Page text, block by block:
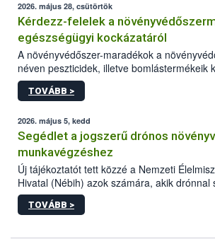
2026. május 28, csütörtök
Kérdezz-felelek a
egészségügyi kockázatáról
A növényvédőszer-maradékok a
néven peszticidek, illetve bomlástermékeik
melyek a terményekben vagy azok felületén
szüretelést, illetve tárolást követően is
mennyiségének esetenként a kezelt
lennie. Nem minden élelmiszer tartalmaz
Azokban az élelmiszerekben is, melyekben
általában csak nagyon kis mennyiségben
jelenthetnek kockázatot a fogyasztó
TOVÁBB >
2026. május 5, kedd
Segédlet a jogszerű drónos
munkavégzéshez
Új tájékoztatót tett közzé a Nemzeti
Hivatal (Nébih) azok számára, akik drónnal
növényvédelmi vagy tápanyag-gazdálkodási
végezni Magyarországon. Az összefoglaló
műszaki és hatósági feltételek.
TOVÁBB >